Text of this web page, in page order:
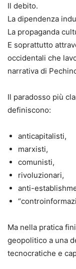
Il debito.
La dipendenza
La propaganda
E soprattutto
occidentali che
narrativa di
Il paradosso più
definiscono:
anticapitalisti,
marxisti,
comunisti,
rivoluzionari,
anti-
Ma nella pratica
geopolitico a una
tecnocratiche e